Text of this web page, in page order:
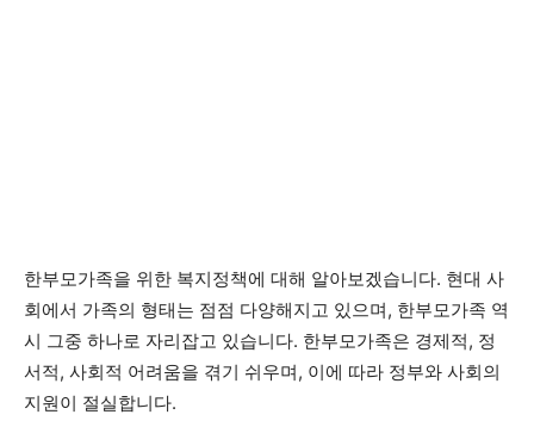
한부모가족을 위한 복지정책에 대해 알아보겠습니다. 현대 사
회에서 가족의 형태는 점점 다양해지고 있으며, 한부모가족 역
시 그중 하나로 자리잡고 있습니다. 한부모가족은 경제적, 정
서적, 사회적 어려움을 겪기 쉬우며, 이에 따라 정부와 사회의
지원이 절실합니다.